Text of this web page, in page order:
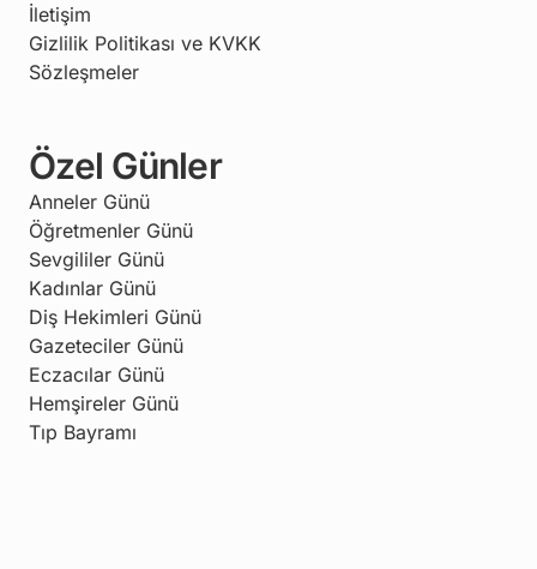
İletişim
Gizlilik Politikası ve KVKK
Sözleşmeler
Özel Günler
Anneler Günü
Öğretmenler Günü
Sevgililer Günü
Kadınlar Günü
Diş Hekimleri Günü
Gazeteciler Günü
Eczacılar Günü
Hemşireler Günü
Tıp Bayramı